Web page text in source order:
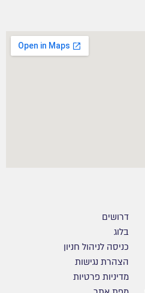
דרושים
בלוג
כניסה לניהול חניון
הצהרת נגישות
מדיניות פרטיות